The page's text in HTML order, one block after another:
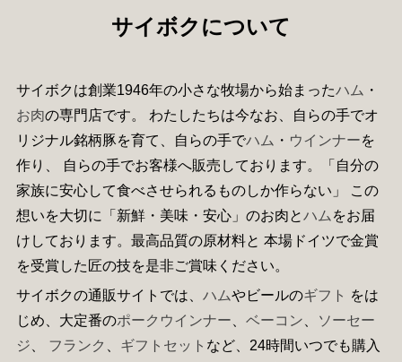
サイボクについて
サイボクは創業1946年の小さな牧場から始まったハム ・
お肉の専門店です。 わたしたちは今なお、自らの手でオ
リジナル銘柄豚を育て、自らの手でハム ・ ウインナーを
作り、 自らの手でお客様へ販売しております。「自分の
家族に安心して食べさせられるものしか作らない」 この
想いを大切に「新鮮・美味・安心」のお肉とハム をお届
けしております。最高品質の原材料と 本場ドイツで金賞
を受賞した匠の技を是非ご賞味ください。
サイボクの通販サイトでは、 ハムやビールのギフト をは
じめ、大定番のポークウインナー ベーコン
ソーセー
ジ
フランク ギフトセット など、24時間いつでも購入